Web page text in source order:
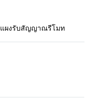
แผงรับสัญญาณรีโมท